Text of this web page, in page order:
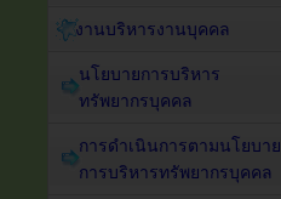
งานบริหารงานบุคคล
นโยบายการบริหาร
ทรัพยากรบุคคล
การดำเนินการตามนโยบาย
การบริหารทรัพยากรบุคคล